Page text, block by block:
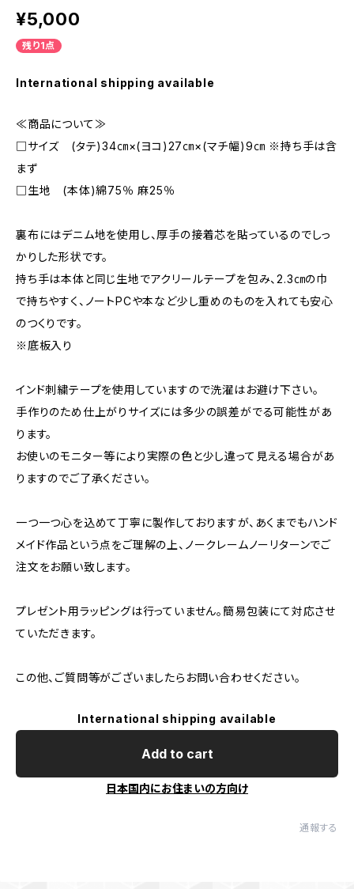
¥5,000
残り1点
International shipping available
≪商品について≫
□サイズ (タテ)34㎝×(ヨコ)27㎝×(マチ幅)9㎝ ※持ち手は含
まず
□生地 (本体)綿75％ 麻25％
裏布にはデニム地を使用し、厚手の接着芯を貼っているのでしっ
かりした形状です。
持ち手は本体と同じ生地でアクリールテープを包み、2.3㎝の巾
で持ちやすく、ノートPCや本など少し重めのものを入れても安心
のつくりです。
※底板入り
インド刺繍テープを使用していますので洗濯はお避け下さい。
手作りのため仕上がりサイズには多少の誤差がでる可能性があ
ります。
お使いのモニター等により実際の色と少し違って見える場合があ
りますのでご了承ください。
一つ一つ心を込めて丁寧に製作しておりますが、あくまでもハンド
メイド作品という点をご理解の上、ノークレームノーリターンでご
注文をお願い致します。
プレゼント用ラッピングは行っていません。簡易包装にて対応させ
ていただきます。
この他、ご質問等がございましたらお問い合わせください。
International shipping available
Add to cart
日本国内にお住まいの方向け
通報する